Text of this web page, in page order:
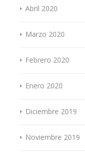
Abril 2020
Marzo 2020
Febrero 2020
Enero 2020
Diciembre 2019
Noviembre 2019